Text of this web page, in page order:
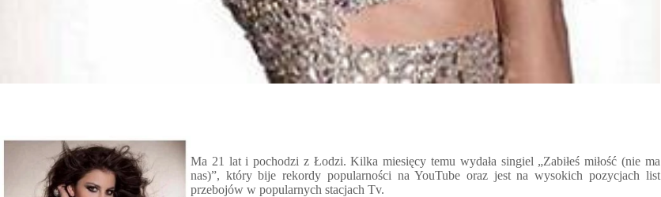
Ma 21 lat i pochodzi z Łodzi. Kilka miesięcy temu wydała singiel „Zabiłeś miłość (nie ma
nas)”, który bije rekordy popularności na YouTube oraz jest na wysokich pozycjach list
przebojów w popularnych stacjach Tv.